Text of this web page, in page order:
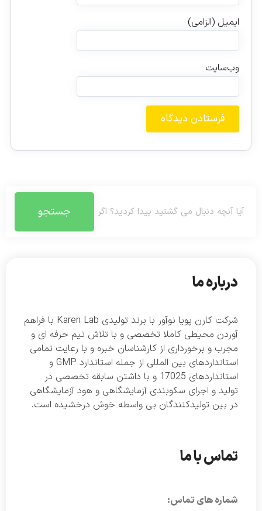
ایمیل (الزامی)
وب‌سایت
جستجو
تماس با ما
شماره های تماس:
درباره ما
شرکت کارن پویا نوآور با برند تولیدی Karen Lab با فراهم
آوردن محیطی کاملا تخصصی و با تلاش تیم حرفه ای و
مجرب و برخورداری از کارشناسان خبره و با رعایت تمامی
استانداردهای بین المللی از جمله استاندارد GMP و
استانداردهای 17025 و با داشتن سابقه تخصصی در
تولید و اجرای سکوبندی آزمایشگاهی و هود آزمایشگاهی
در بین تولیدکنندگان بی واسطه خوش درخشیده است.